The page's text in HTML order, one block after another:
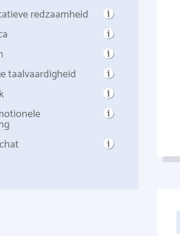
redzaamheid
taalvaardigheid